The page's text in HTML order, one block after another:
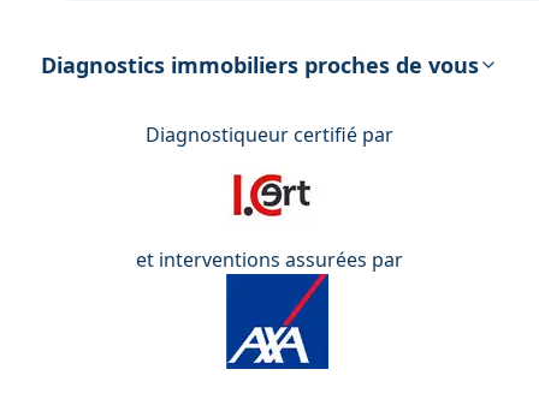
énergétique
Diagnostics immobiliers proches de vous
Diagnostiqueur certifié par
et interventions assurées par